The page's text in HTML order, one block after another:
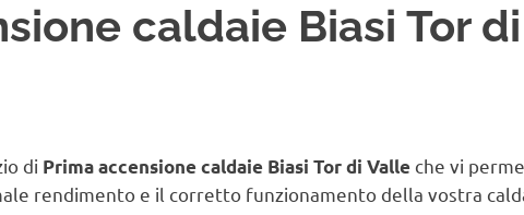
caldaie Biasi Tor di
di Prima accensione caldaie Biasi Tor di Valle che vi
rendimento e il corretto funzionamento della vostra